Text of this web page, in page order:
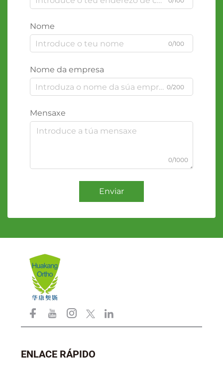
Nome
0/100
Nome da empresa
0/200
Mensaxe
0/1000
Enviar
ENLACE RÁPIDO